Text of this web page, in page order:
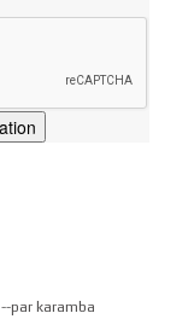
--par karamba